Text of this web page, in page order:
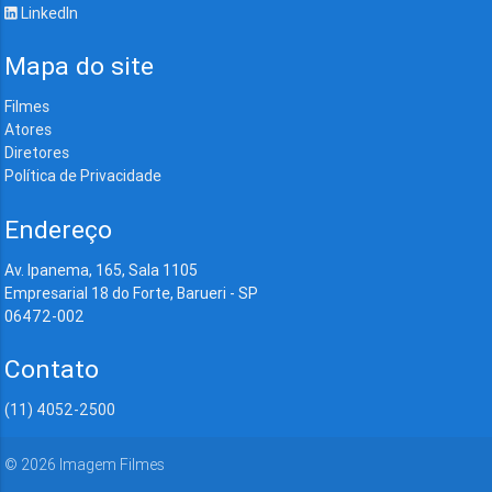
LinkedIn
Mapa do site
Filmes
Atores
Diretores
Política de Privacidade
Endereço
Av. Ipanema, 165, Sala 1105
Empresarial 18 do Forte, Barueri - SP
06472-002
Contato
(11) 4052-2500
© 2026 Imagem Filmes